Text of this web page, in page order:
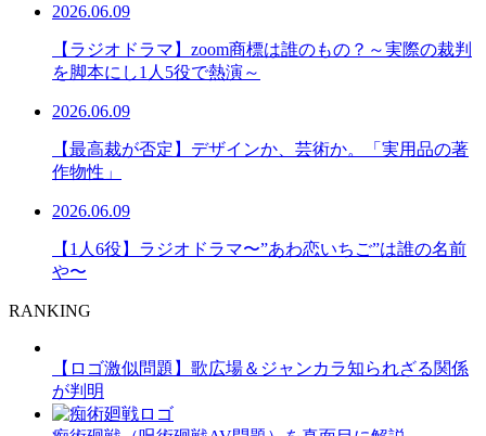
2026.06.09
【ラジオドラマ】zoom商標は誰のもの？～実際の裁判
を脚本にし1人5役で熱演～
2026.06.09
【最高裁が否定】デザインか、芸術か。「実用品の著
作物性」
2026.06.09
【1人6役】ラジオドラマ〜”あわ恋いちご”は誰の名前
や〜
RANKING
【ロゴ激似問題】歌広場＆ジャンカラ知られざる関係
が判明